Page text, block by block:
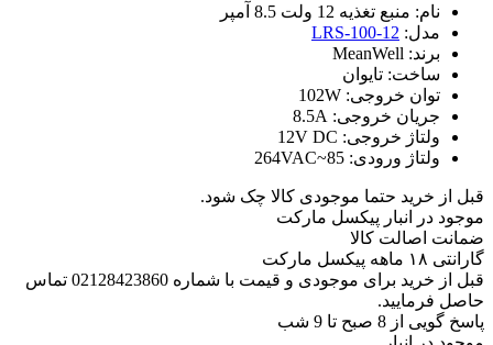
نام: منبع تغذیه 12 ولت 8.5 آمپر
مدل: LRS-100-12
برند: MeanWell
ساخت: تایوان
توان خروجی: 102W
جریان خروجی: 8.5A
ولتاژ خروجی: 12V DC
ولتاژ ورودی: 85~264VAC
قبل از خرید حتما موجودی کالا چک شود.
موجود در انبار پیکسل مارکت
ضمانت اصالت کالا
گارانتی ۱۸ ماهه پیکسل مارکت
قبل از خرید برای موجودی و قیمت با شماره 02128423860 تماس
حاصل فرمایید.
پاسخ گویی از 8 صبح تا 9 شب